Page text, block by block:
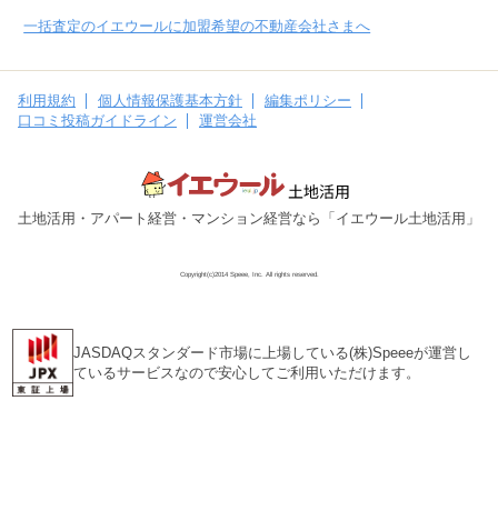
一括査定のイエウールに加盟希望の不動産会社さまへ
土地活用・アパート経営・マンション経営なら「イエウール土地活用」
利用規約 個人情報保護基本方針
編集ポリシー
口コミ投稿ガイドライン
運営会社
Copyright(c)2014 Speee, Inc. All rights reserved.
JASDAQスタンダード市場に上場している(株)Speeeが運営し
ているサービスなので安心してご利用いただけます。